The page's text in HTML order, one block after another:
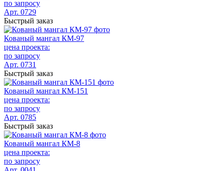
по запросу
Арт. 0729
Быстрый заказ
Кованый мангал КМ-97
цена проекта:
по запросу
Арт. 0731
Быстрый заказ
Кованый мангал КМ-151
цена проекта:
по запросу
Арт. 0785
Быстрый заказ
Кованый мангал КМ-8
цена проекта:
по запросу